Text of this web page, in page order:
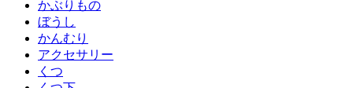
かぶりもの
ぼうし
かんむり
アクセサリー
くつ